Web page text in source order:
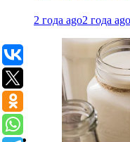
2 года ago2 года ago